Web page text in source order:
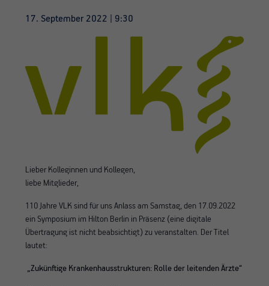
17. September 2022 | 9:30
Lieber Kolleginnen und Kollegen,
liebe Mitglieder,
110 Jahre VLK sind für uns Anlass am Samstag, den 17.09.2022
ein Symposium im Hilton Berlin in Präsenz (eine digitale
Übertragung ist nicht beabsichtigt) zu veranstalten. Der Titel
lautet:
„Zukünftige Krankenhausstrukturen: Rolle der leitenden Ärzte“